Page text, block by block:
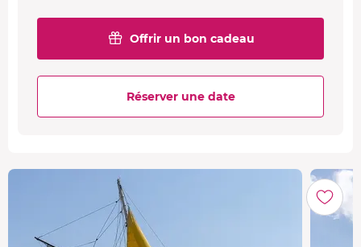
Offrir un bon cadeau
Réserver une date